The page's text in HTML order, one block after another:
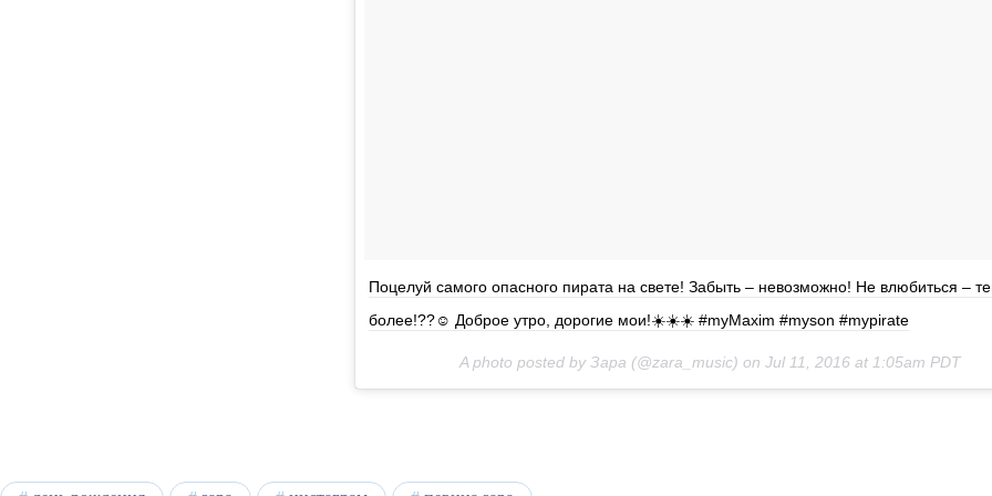
Поцелуй самого опасного пирата на свете! Забыть – невозможно! Не влюбиться –
более!??☺️ Доброе утро, дорогие мои!☀️☀️☀️ #myMaxim #myson #mypirate
A photo posted by Зара (@zara_music) on Jul 11, 2016 at 1:05am PDT